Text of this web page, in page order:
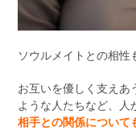
ソウルメイトとの相性
お互いを優しく支えあ
ような人たちなど、
相手との関係について